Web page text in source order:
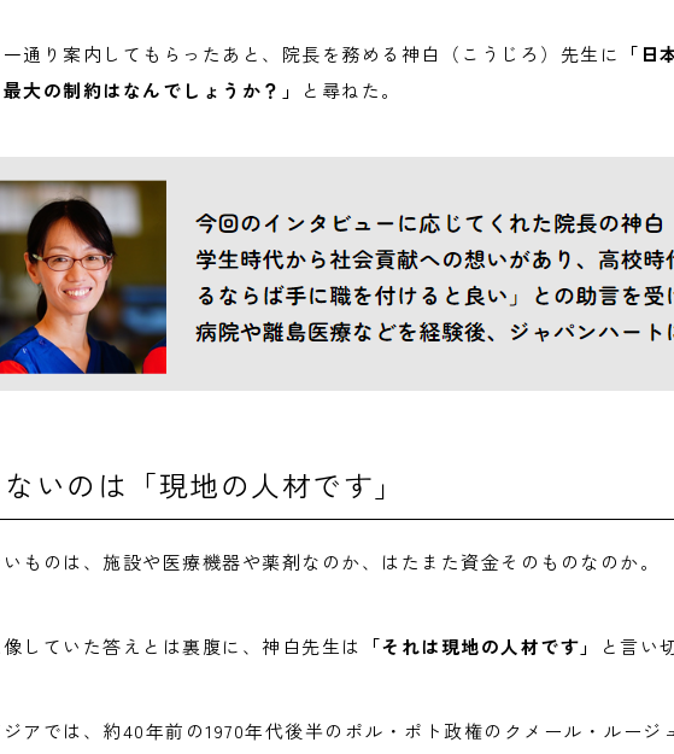
通り案内してもらったあと、院長を務める神白（こうじろ）先生に
「
大の制約はなんでしょうか？」
と尋ねた。
いのは「現地の人材です」
ものは、施設や医療機器や薬剤なのか、はたまた資金そのものなのか。
していた答えとは裏腹に、神白先生は 「それは現地の人材です」 と言い
アでは、約40年前の1970年代後半のポル・ポト政権のクメール・ルー